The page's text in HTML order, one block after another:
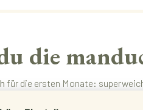
die
für die ersten Monate: